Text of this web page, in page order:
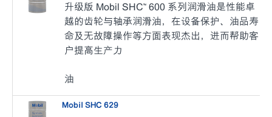
升级版 Mobil SHC™ 600 系列润滑油是性能卓
越的齿轮与轴承润滑油，在设备保护、油品寿
命及无故障操作等方面表现杰出，进而帮助客
户提高生产力
油
Mobil SHC 629